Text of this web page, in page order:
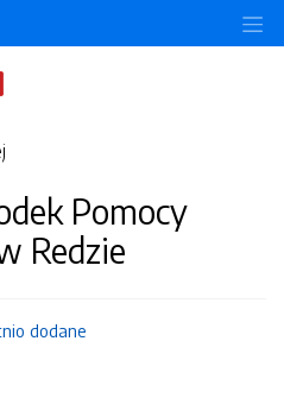
Pomocy
Redzie
dodane